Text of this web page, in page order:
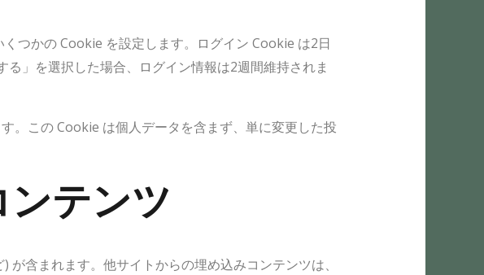
つかの Cookie を設定します。ログイン Cookie は2日
」を選択した場合、ログイン情報は2週間維持されま
。この Cookie は個人データを含まず、単に変更した投
テンツ
含まれます。他サイトからの埋め込みコンテンツは、